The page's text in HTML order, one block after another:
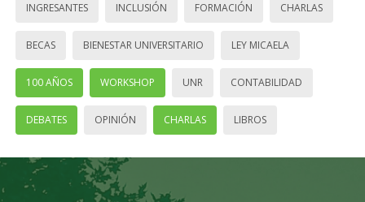
INGRESANTES INCLUSIÓN FORMACIÓN CHARLAS
BECAS BIENESTAR UNIVERSITARIO LEY MICAELA
100 AÑOS WORKSHOP UNR CONTABILIDAD
DEBATES OPINIÓN CHARLAS LIBROS